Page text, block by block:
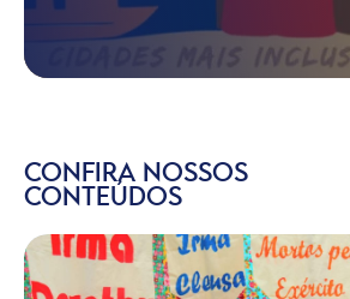
CONFIRA NOSSOS
CONTEÚDOS